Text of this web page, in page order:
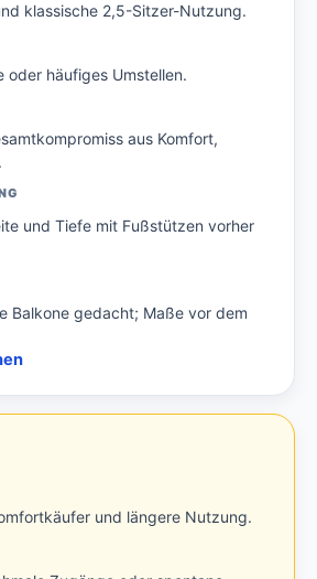
klassische 2,5-Sitzer-Nutzung.
oder häufiges Umstellen.
aus Komfort,
und Tiefe mit Fußstützen vorher
Balkone gedacht; Maße vor dem
und längere Nutzung.